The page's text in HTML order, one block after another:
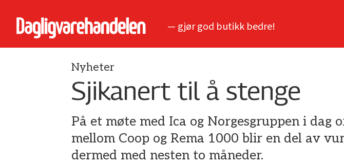
— gjør god butikk bedre!
Nyheter
Sjikanert til å stenge
På et møte med Ica og Norgesgruppen i
mellom Coop og Rema 1000 blir en del av
dermed med nesten to måneder.